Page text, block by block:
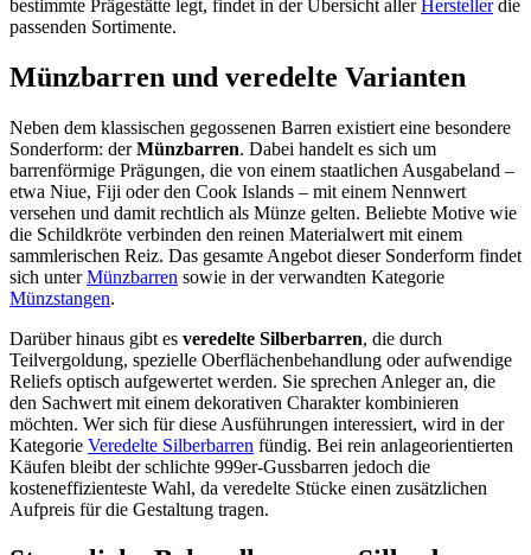
bestimmte Prägestätte legt, findet in der Übersicht allerHerstellerdie
passenden Sortimente.
Münzbarren und veredelte Varianten
Neben dem klassischen gegossenen Barren existiert eine besondere
Sonderform: derMünzbarren. Dabei handelt es sich um
barrenförmige Prägungen, die von einem staatlichen Ausgabeland –
etwa Niue, Fiji oder den Cook Islands – mit einem Nennwert
versehen und damit rechtlich als Münze gelten. Beliebte Motive wie
die Schildkröte verbinden den reinen Materialwert mit einem
sammlerischen Reiz. Das gesamte Angebot dieser Sonderform findet
sich unterMünzbarren sowie in der verwandten Kategorie
Münzstangen.
Darüber hinaus gibt es veredelte Silberbarren, die durch
Teilvergoldung, spezielle Oberflächenbehandlung oder aufwendige
Reliefs optisch aufgewertet werden. Sie sprechen Anleger an, die
den Sachwert mit einem dekorativen Charakter kombinieren
möchten. Wer sich für diese Ausführungen interessiert, wird in der
Kategorie Veredelte Silberbarren fündig. Bei rein anlageorientierten
Käufen bleibt der schlichte 999er-Gussbarren jedoch die
kosteneffizienteste Wahl, da veredelte Stücke einen zusätzlichen
Aufpreis für die Gestaltung tragen.